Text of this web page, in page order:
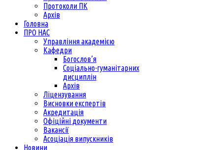
Протоколи ПК
Архів
Головна
ПРО НАС
Управління академією
Кафедри
Богослов’я
Соціально-гуманітарних
дисциплін
Архів
Ліцензування
Висновки експертів
Акредитація
Офіційні документи
Вакансії
Асоціація випускників
Новини